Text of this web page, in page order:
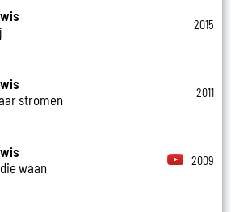
2015
stromen
2011
waan
2009